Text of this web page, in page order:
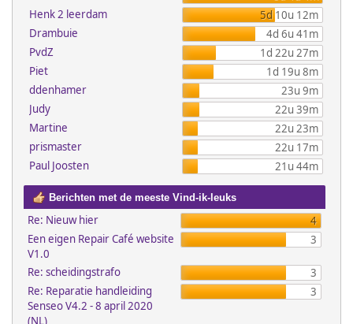
Henk 2 leerdam
5d 10u 12m
Drambuie
4d 6u 41m
PvdZ
1d 22u 27m
Piet
1d 19u 8m
ddenhamer
23u 9m
Judy
22u 39m
Martine
22u 23m
prismaster
22u 17m
Paul Joosten
21u 44m
Berichten met de meeste Vind-ik-leuks
Re: Nieuw hier
4
Een eigen Repair Café website
V1.0
3
Re: scheidingstrafo
3
Re: Reparatie handleiding
Senseo V4.2 - 8 april 2020
(NL)
3